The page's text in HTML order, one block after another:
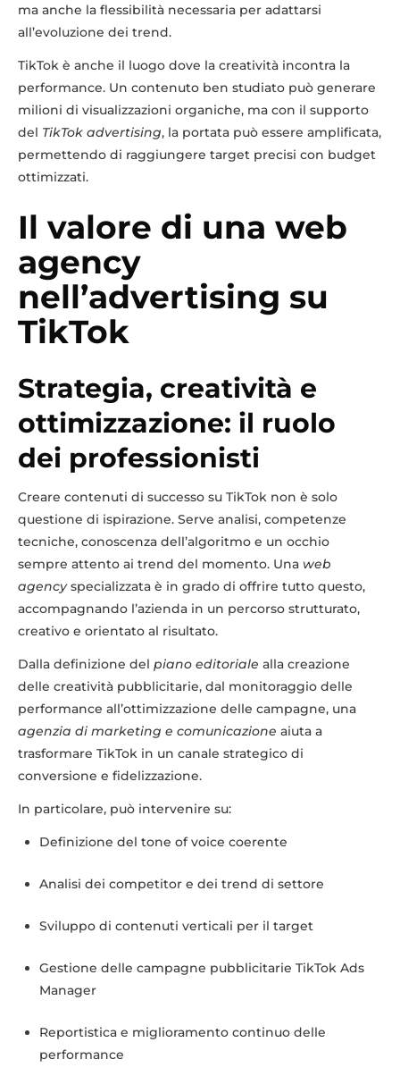
ma anche la flessibilità necessaria per adattarsi
all’evoluzione dei trend.
TikTok è anche il luogo dove la creatività incontra la
performance. Un contenuto ben studiato può generare
milioni di visualizzazioni organiche, ma con il supporto
del TikTok advertising, la portata può essere amplificata,
permettendo di raggiungere target precisi con budget
ottimizzati.
Il valore di una web
agency
nell’advertising su
TikTok
Strategia, creatività e
ottimizzazione: il ruolo
dei professionisti
Creare contenuti di successo su TikTok non è solo
questione di ispirazione. Serve analisi, competenze
tecniche, conoscenza dell’algoritmo e un occhio
sempre attento ai trend del momento. Una web
agencyspecializzata è in grado di offrire tutto questo,
accompagnando l’azienda in un percorso strutturato,
creativo e orientato al risultato.
Dalla definizione del piano editoriale alla creazione
delle creatività pubblicitarie, dal monitoraggio delle
performance all’ottimizzazione delle campagne, una
agenzia di marketing e comunicazione aiuta a
trasformare TikTok in un canale strategico di
conversione e fidelizzazione.
In particolare, può intervenire su:
Definizione del tone of voice coerente
Analisi dei competitor e dei trend di settore
Sviluppo di contenuti verticali per il target
Gestione delle campagne pubblicitarie TikTok Ads
Manager
Reportistica e miglioramento continuo delle
performance